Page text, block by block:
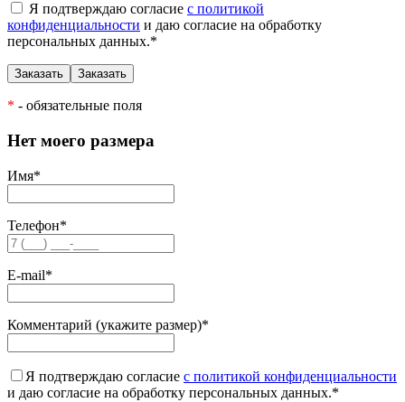
Я подтверждаю согласие с политикой
конфиденциальности и даю согласие на обработку
персональных данных.*
* - обязательные поля
Нет моего размера
Имя*
Телефон*
E-mail*
Комментарий (укажите размер)*
Я подтверждаю согласие с политикой конфиденциальности
и даю согласие на обработку персональных данных.*